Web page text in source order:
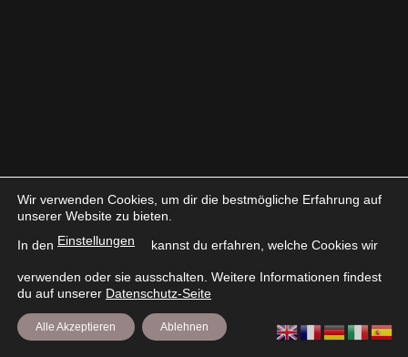
Wir verwenden Cookies, um dir die bestmögliche Erfahrung auf
unserer Website zu bieten.
In den Einstellungen kannst du erfahren, welche Cookies wir
verwenden oder sie ausschalten. Weitere Informationen findest
du auf unserer Datenschutz-Seite
Alle Akzeptieren Ablehnen